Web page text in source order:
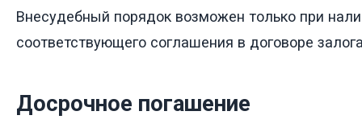
Внесудебный порядок возможен только при
соответствующего соглашения в договоре
Досрочное погашение